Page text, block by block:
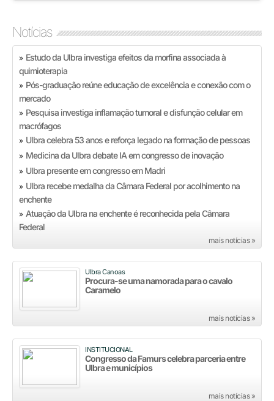
Notícias
» Estudo da Ulbra investiga efeitos da morfina associada à
quimioterapia
» Pós-graduação reúne educação de excelência e conexão com o
mercado
» Pesquisa investiga inflamação tumoral e disfunção celular em
macrófagos
» Ulbra celebra 53 anos e reforça legado na formação de pessoas
» Medicina da Ulbra debate IA em congresso de inovação
» Ulbra presente em congresso em Madri
» Ulbra recebe medalha da Câmara Federal por acolhimento na
enchente
» Atuação da Ulbra na enchente é reconhecida pela Câmara
Federal
mais notícias »
Ulbra Canoas
Procura-se uma namorada para o cavalo
Caramelo
mais notícias »
INSTITUCIONAL
Congresso da Famurs celebra parceria entre
Ulbra e municípios
mais notícias »